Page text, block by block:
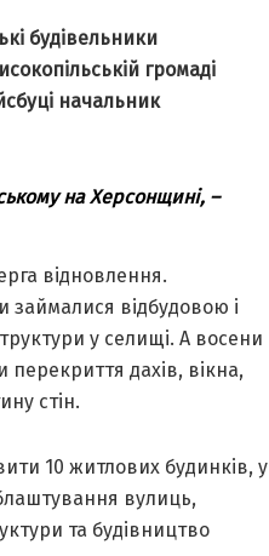
будівельники
громаді
начальник
на Херсонщині, –
відновлення.
займалися відбудовою і
у селищі. А восени
перекриття дахів, вікна,
стін.
10 житлових будинків, у
вулиць,
та будівництво